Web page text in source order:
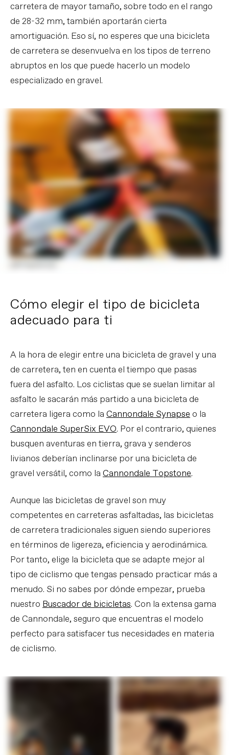
carretera de mayor tamaño, sobre todo en el rango
de 28-32 mm, también aportarán cierta
amortiguación. Eso sí, no esperes que una bicicleta
de carretera se desenvuelva en los tipos de terreno
abruptos en los que puede hacerlo un modelo
especializado en gravel.
Cómo elegir el tipo de bicicleta
adecuado para ti
A la hora de elegir entre una bicicleta de gravel y una
de carretera, ten en cuenta el tiempo que pasas
fuera del asfalto. Los ciclistas que se suelan limitar al
asfalto le sacarán más partido a una bicicleta de
carretera ligera como la Cannondale Synapseo la
Cannondale SuperSix EVO. Por el contrario, quienes
busquen aventuras en tierra, grava y senderos
livianos deberían inclinarse por una bicicleta de
gravel versátil, como la Cannondale Topstone.
Aunque las bicicletas de gravel son muy
competentes en carreteras asfaltadas, las bicicletas
de carretera tradicionales siguen siendo superiores
en términos de ligereza, eficiencia y aerodinámica.
Por tanto, elige la bicicleta que se adapte mejor al
tipo de ciclismo que tengas pensado practicar más a
menudo. Si no sabes por dónde empezar, prueba
nuestro Buscador de bicicletas. Con la extensa gama
de Cannondale, seguro que encuentras el modelo
perfecto para satisfacer tus necesidades en materia
de ciclismo.